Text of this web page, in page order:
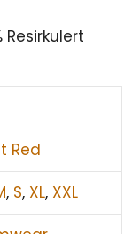
Resirkulert
Red
, S, XL, XXL